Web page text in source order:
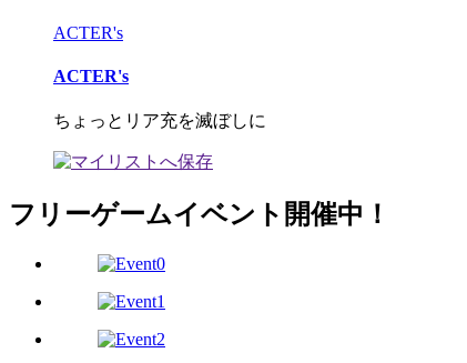
ACTER's
ACTER's
ちょっとリア充を滅ぼしに
フリーゲームイベント開催中！